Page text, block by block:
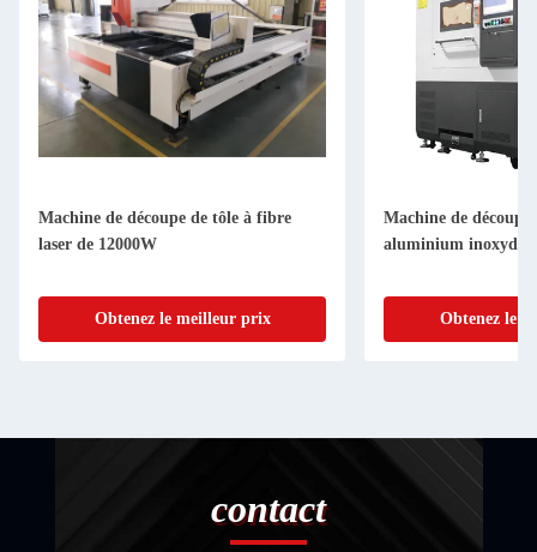
Machine de découpe de tôle à fibre
laser de 12000W
Obtenez le meilleur prix
Machine de découpe
aluminium
Obtenez le
contact